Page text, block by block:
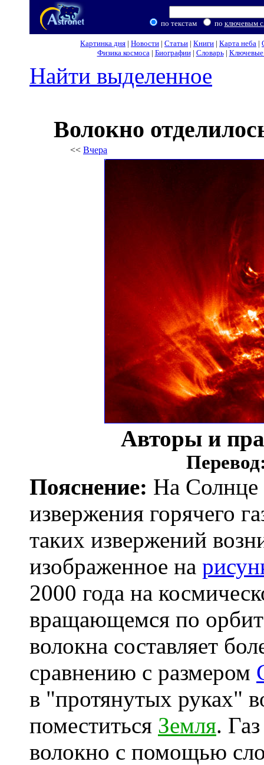
по текстам по ключевым
Картинка дня | Новости | Статьи | Книги | Карта неба |
Физика космоса| Биографии| Словарь| Ключевые
Найти выделенное
Волокно
<< Вчера
Авторы и
Пояснение: На Солнце
извержения горячего
таких извержений
изображенное на
2000 года на
вращающемся по
волокна составляет
сравнению с размером
в "протянутых руках"
поместиться Земля.
волокно с помощью